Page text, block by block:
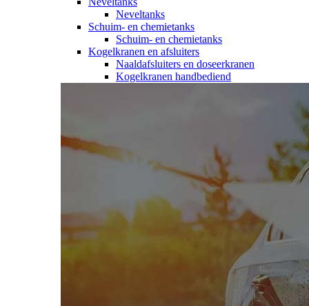
Neveltanks
Schuim- en chemietanks
Schuim- en chemietanks
Kogelkranen en afsluiters
Naaldafsluiters en doseerkranen
Kogelkranen handbediend